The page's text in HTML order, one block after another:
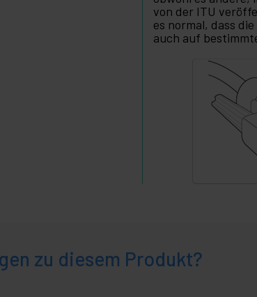
von der ITU
es normal, dass
auch auf
zu diesem Produkt?